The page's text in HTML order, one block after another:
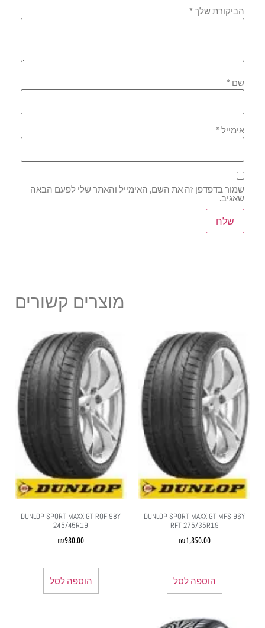
הביקורת שלך*
שם*
אימייל*
שמור בדפדפן זה את השם, האימייל והאתר שלי לפעם הבאה
שאגיב.
מוצרים קשורים
DUNLOP SPORT MAXX GT MFS 96Y
RFT 275/35R19
₪1,850.00
הוספה לסל
DUNLOP SPORT MAXX GT ROF 98Y
245/45R19
₪980.00
הוספה לסל